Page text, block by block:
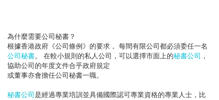
為什麼需要公司秘書？
根據香港政府《公司條例》的要求， 每間有限公司都必須委任一名
公司秘書。 在較小規則的私人公司，可以選擇市面上的秘書公司 ，
協助公司的年度文件合乎政府規定
或董事亦會擔任公司秘書一職。
秘書公司是經過專業培訓並具備國際認可專業資格的專業人士，比